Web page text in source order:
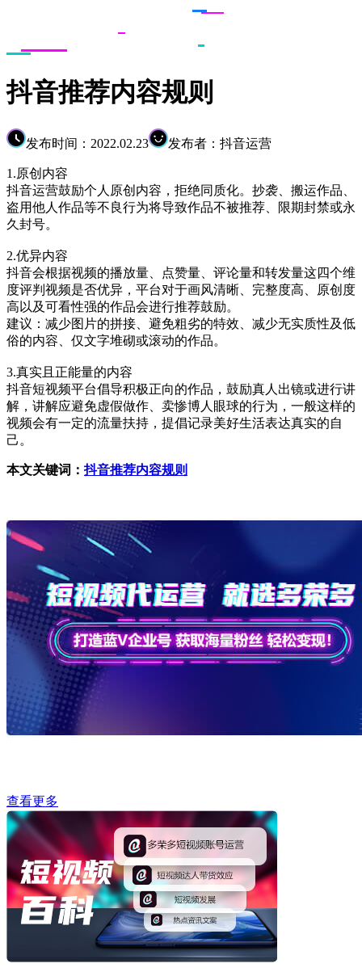
抖音推荐内容规则
发布时间：2022.02.23 发布者：抖音运营
1.原创内容
抖音运营鼓励个人原创内容，拒绝同质化。抄袭、搬运作品、
盗用他人作品等不良行为将导致作品不被推荐、限期封禁或永
久封号。
2.优异内容
抖音会根据视频的播放量、点赞量、评论量和转发量这四个维
度评判视频是否优异，平台对于画风清晰、完整度高、原创度
高以及可看性强的作品会进行推荐鼓励。
建议：减少图片的拼接、避免粗劣的特效、减少无实质性及低
俗的内容、仅文字堆砌或滚动的作品。
3.真实且正能量的内容
抖音短视频平台倡导积极正向的作品，鼓励真人出镜或进行讲
解，讲解应避免虚假做作、卖惨博人眼球的行为，一般这样的
视频会有一定的流量扶持，提倡记录美好生活表达真实的自
己。
本文关键词：抖音推荐内容规则
查看更多